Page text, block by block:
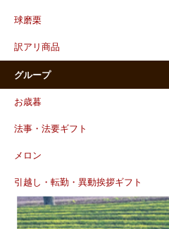
球磨栗
訳アリ商品
グループ
お歳暮
法事・法要ギフト
メロン
引越し・転勤・異動挨拶ギフト